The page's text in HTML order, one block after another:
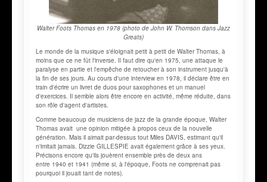
Walter Foots Thomas en 1978 (photo de John W. Thomson dans Jazz
Greats)
Le monde de la musique s'éloignait petit à petit de Walter Thomas, à
moins que ce ne fût l'inverse. Il faut dire qu'en 1975, une attaque le
paralyse en partie et l'empêche de retoucher à son instrument jusqu'à
la fin de ses jours. Au cours d'une interview en 1978, il déclare être en
train d'écrire un livret de duos pour saxophones et un manuel
d'exercices. Il semble alors être encore en activité, même réduite, dans
son rôle d'agent d'artistes.
Comme beaucoup de musiciens de jazz de la grande époque, Walter
Thomas avait une opinion mitigée à propos ceux de la nouvelle
génération. Mais il aimait par-dessus tout Miles DAVIS, estimant qu'il
n'imitait jamais. Dizzie GILLESPIE avait également grâce à ses yeux.
Précisons encore qu'ils jouèrent ensemble près de deux ans
entre 1940 et 1941 (même si, à l'époque, Foots ne comprenait pas
pourquoi il jouait tant de notes).